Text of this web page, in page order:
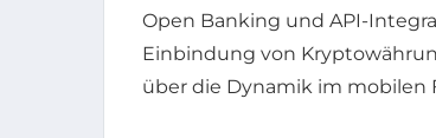
Open Banking und API-
Einbindung von
über die Dynamik im mobilen